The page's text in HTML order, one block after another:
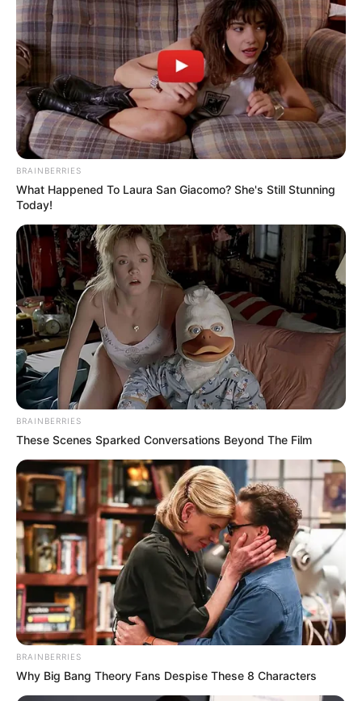
BRAINBERRIES
What Happened To Laura San Giacomo? She's Still Stunning
Today!
BRAINBERRIES
These Scenes Sparked Conversations Beyond The Film
BRAINBERRIES
Why Big Bang Theory Fans Despise These 8 Characters